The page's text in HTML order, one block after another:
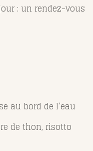
: un rendez-vous
au bord de l’eau
de thon, risotto